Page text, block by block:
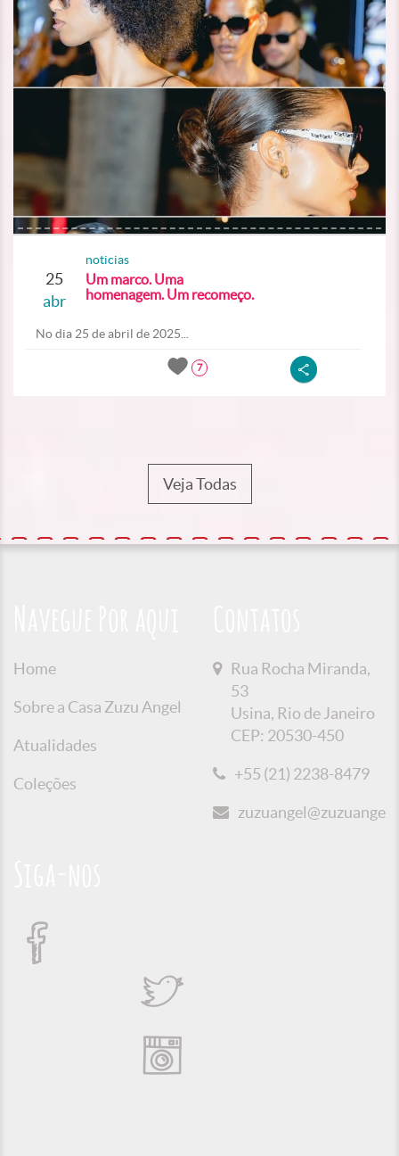
25
abr
noticias
Um marco. Uma
homenagem. Um recomeço.
No dia 25 de abril de 2025...
7
Veja Todas
Home
Sobre a Casa Zuzu Angel
Atualidades
Coleções
Rua Rocha Miranda,
53
Usina, Rio de Janeiro
CEP: 20530-450
+55 (21) 2238-8479